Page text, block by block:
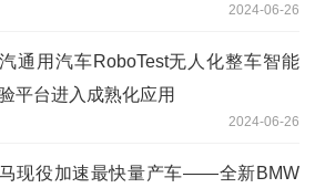
2024-06-26
汽通用汽车RoboTest无人化整车智能
平台进入成熟化应用
2024-06-26
现役加速最快量产车——全新BMW